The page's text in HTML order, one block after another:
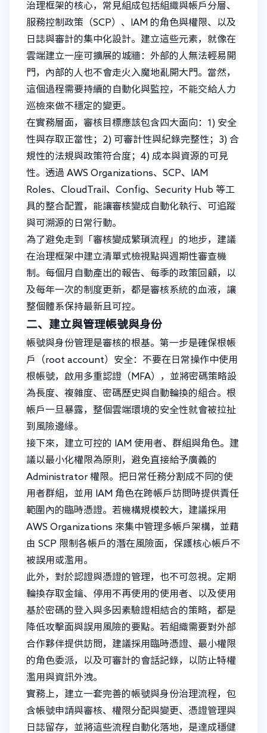
治理框架的核心，常見組成包括組織與帳戶分層、
服務控制政策（SCP）、IAM 的角色與權限、以及
日誌與審計的集中化設計。建立這些元素，就像在
雲端建立一座可擴展的城牆：外部的人無法輕易開
門，內部的人也不會走火入魔地亂開大門。當然，
這個過程需要持續的自動化與監控，不能交給人力
巡檢來做不穩定的變更。
在實務層面，審核目標應該包含四大面向：1) 安全
性與存取正當性；2) 可審計性與紀錄完整性；3) 合
規性的法規與政策符合度；4) 成本與資源的可見
性。透過 AWS Organizations、SCP、IAM
Roles、CloudTrail、Config、Security Hub 等工
具的整合配置，能讓審核變成自動化執行、可追蹤
與可溯源的日常行動。
為了避免走到「審核變成繁瑣流程」的地步，建議
在治理框架中建立清單式檢視點與週期性審查機
制。每個月自動產出的報告、每季的政策回顧，以
及每年一次的制度更新，都是審核系統的血液，讓
整個體系保持最新且可控。
二、建立與管理帳號與身份
帳號與身份管理是審核的根基。第一步是確保根帳
戶（root account）安全：不要在日常操作中使用
根帳號，啟用多重認證（MFA），並將密碼策略設
為長度、複雜度、密碼歷史與自動輪換的組合。根
帳戶一旦暴露，整個雲端環境的安全性就會被拉扯
到風險邊緣。
接下來，建立可控的 IAM 使用者、群組與角色。建
議以最小化權限為原則，避免直接給予廣義的
Administrator 權限。把日常任務分割成不同的使
用者群組，並用 IAM 角色在跨帳戶訪問時提供責任
範圍內的臨時憑證。若機構規模較大，建議採用
AWS Organizations 來集中管理多帳戶架構，並藉
由 SCP 限制各帳戶的潛在風險面，保護核心帳戶不
被誤用或濫用。
此外，對於認證與憑證的管理，也不可忽視。定期
輪換存取金鑰、停用不再使用的使用者、以及使用
基於密碼的登入與多因素驗證相結合的策略，都是
降低攻擊面與誤用風險的要點。若組織需要對外部
合作夥伴提供訪問，建議採用臨時憑證、最小權限
的角色委派，以及可審計的會話記錄，以防止特權
濫用與資訊外洩。
實務上，建立一套完善的帳號與身份治理流程，包
含帳號申請與審核、權限分配與變更、憑證管理與
日誌留存，並將這些流程自動化落地，是達成穩健